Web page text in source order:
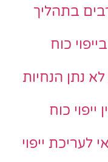
בתהליך
כוח
נתן הנחיות
כוח
לעריכת ייפוי